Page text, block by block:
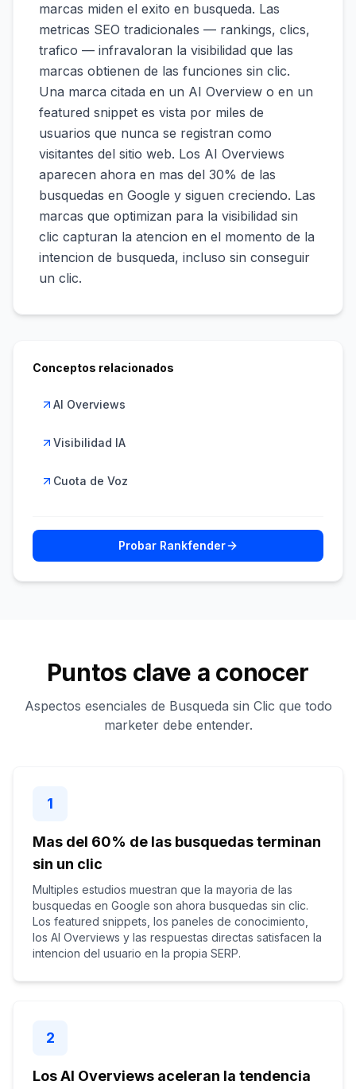
marcas miden el exito en busqueda. Las
metricas SEO tradicionales — rankings, clics,
trafico — infravaloran la visibilidad que las
marcas obtienen de las funciones sin clic.
Una marca citada en un AI Overview o en un
featured snippet es vista por miles de
usuarios que nunca se registran como
visitantes del sitio web. Los AI Overviews
aparecen ahora en mas del 30% de las
busquedas en Google y siguen creciendo. Las
marcas que optimizan para la visibilidad sin
clic capturan la atencion en el momento de la
intencion de busqueda, incluso sin conseguir
un clic.
Conceptos relacionados
AI Overviews
Visibilidad IA
Cuota de Voz
Probar Rankfender
Puntos clave a conocer
Aspectos esenciales de Busqueda sin Clic que todo
marketer debe entender.
1
Mas del 60% de las busquedas terminan
sin un clic
Multiples estudios muestran que la mayoria de las
busquedas en Google son ahora busquedas sin clic.
Los featured snippets, los paneles de conocimiento,
los AI Overviews y las respuestas directas satisfacen la
intencion del usuario en la propia SERP.
2
Los AI Overviews aceleran la tendencia